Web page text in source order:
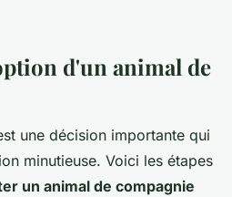
d'un animal de
une décision importante qui
minutieuse. Voici les étapes
un animal de compagnie